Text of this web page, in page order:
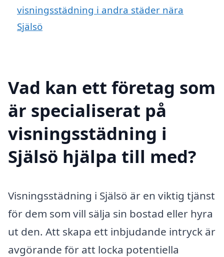
visningsstädning i andra städer nära
Själsö
Vad kan ett företag som
är specialiserat på
visningsstädning i
Själsö hjälpa till med?
Visningsstädning i Själsö är en viktig tjänst
för dem som vill sälja sin bostad eller hyra
ut den. Att skapa ett inbjudande intryck är
avgörande för att locka potentiella